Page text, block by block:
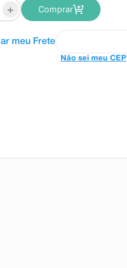
+ Comprar
Não sei meu CEP